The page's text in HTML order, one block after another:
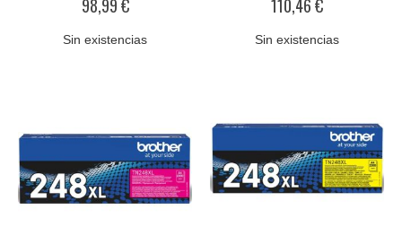
98,99 €
Sin existencias
110,46 €
Sin existencias